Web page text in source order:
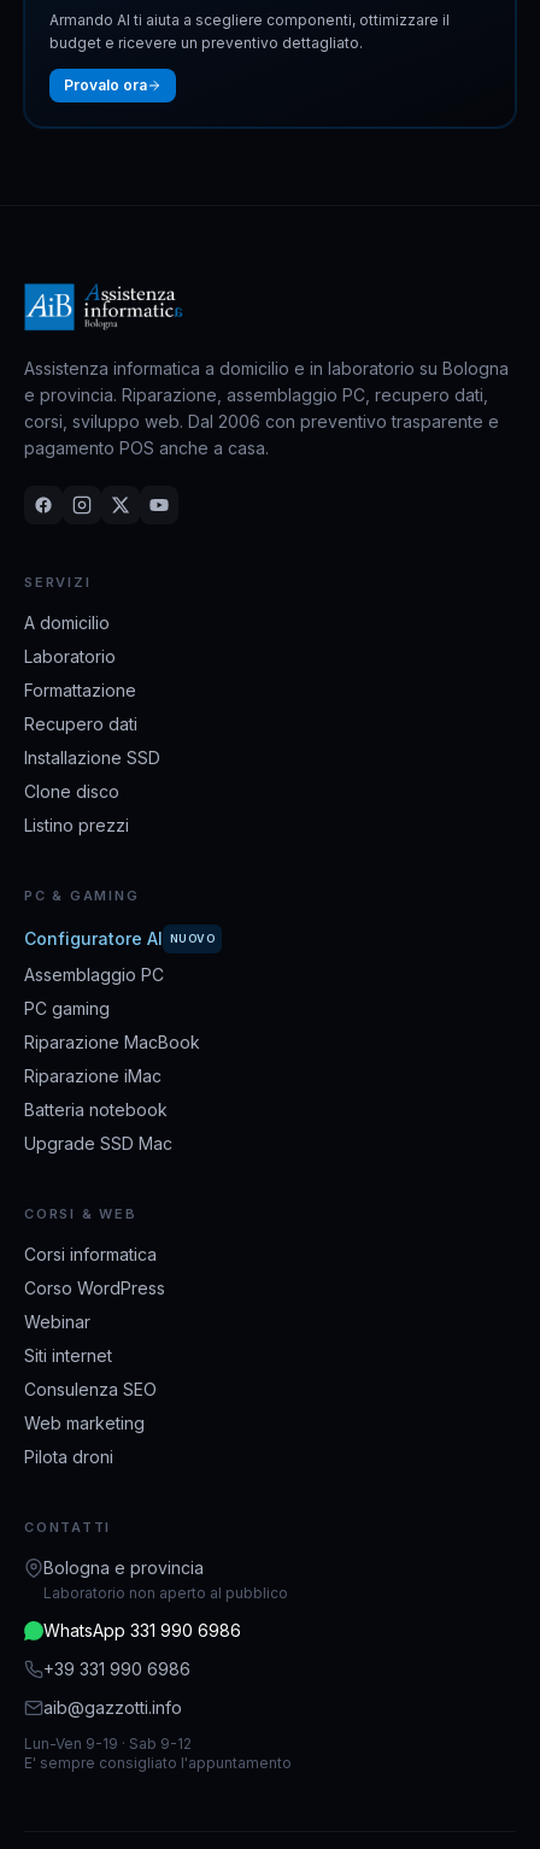
Armando AI ti aiuta a scegliere componenti, ottimizzare il
budget e ricevere un preventivo dettagliato.
Provalo ora
Assistenza informatica a domicilio e in laboratorio su Bologna
e provincia. Riparazione, assemblaggio PC, recupero dati,
corsi, sviluppo web. Dal 2006 con preventivo trasparente e
pagamento POS anche a casa.
SERVIZI
A domicilio
Laboratorio
Formattazione
Recupero dati
Installazione SSD
Clone disco
Listino prezzi
PC & GAMING
Configuratore AI NUOVO
Assemblaggio PC
PC gaming
Riparazione MacBook
Riparazione iMac
Batteria notebook
Upgrade SSD Mac
CORSI & WEB
Corsi informatica
Corso WordPress
Webinar
Siti internet
Consulenza SEO
Web marketing
Pilota droni
CONTATTI
Bologna e provincia
Laboratorio non aperto al pubblico
WhatsApp 331 990 6986
+39 331 990 6986
aib@gazzotti.info
Lun-Ven 9-19 · Sab 9-12
E' sempre consigliato l'appuntamento